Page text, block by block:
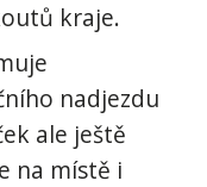
kraje.
nadjezdu
ale ještě
na místě i